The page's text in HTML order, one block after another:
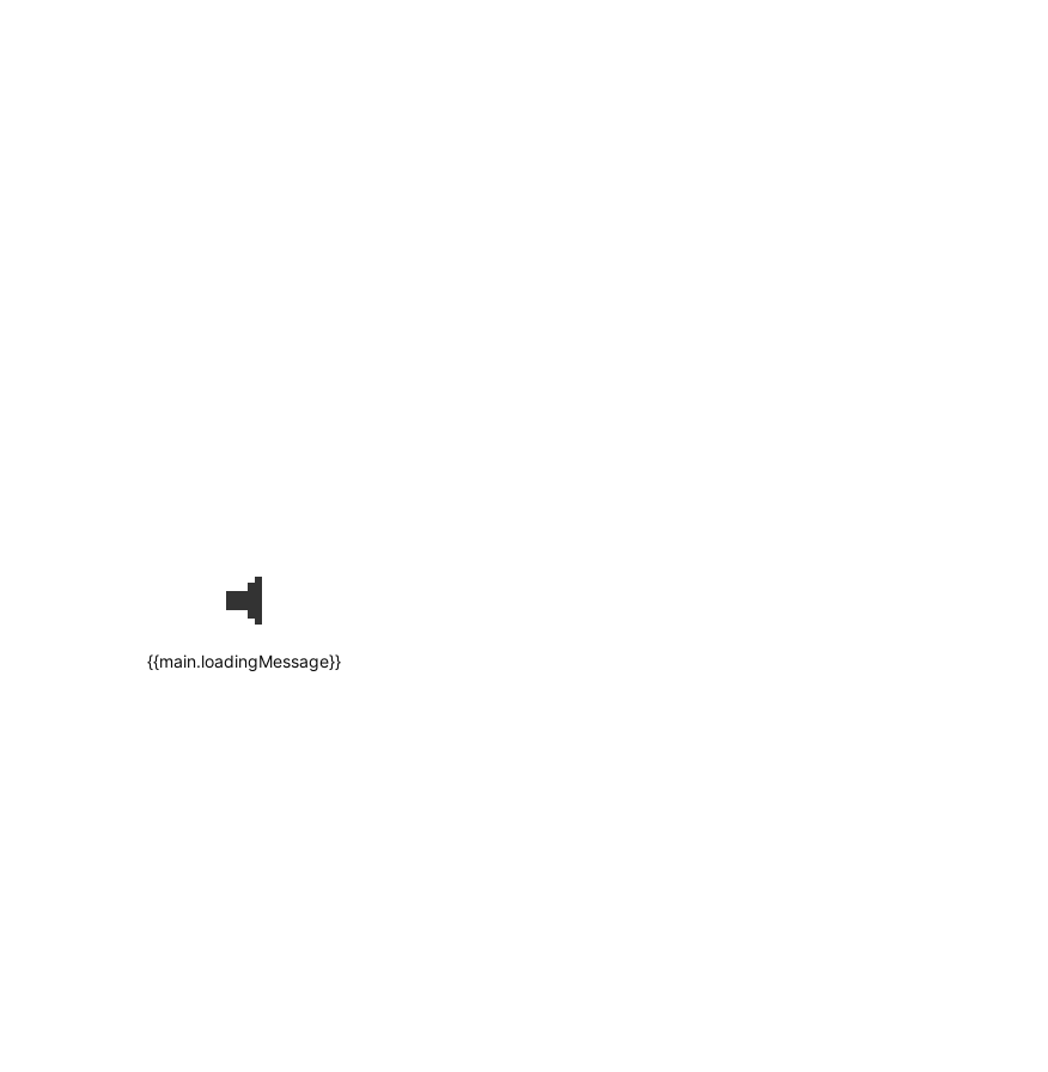
{{main.loadingMessage}}